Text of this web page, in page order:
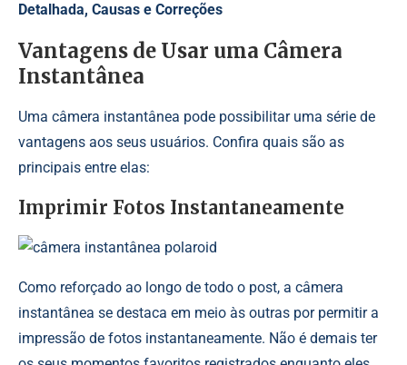
Detalhada, Causas e Correções
Vantagens de Usar uma Câmera
Instantânea
Uma câmera instantânea pode possibilitar uma série de
vantagens aos seus usuários. Confira quais são as
principais entre elas:
Imprimir Fotos Instantaneamente
Como reforçado ao longo de todo o post, a câmera
instantânea se destaca em meio às outras por permitir a
impressão de fotos instantaneamente. Não é demais ter